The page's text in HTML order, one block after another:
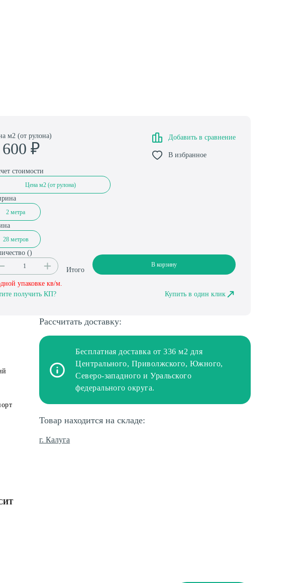
м2 (от рулона)
₽
Добавить в сравнение
В избранное
стоимости
Цена м2 (от рулона)
2 метра
28 метров
()
Итого
В корзину
упаковке кв/м.
получить КП?
Купить в один клик
Рассчитать доставку:
Бесплатная доставка от 336 м2 для
Центрального, Приволжского, Южного,
Северо-западного и Уральского
федерального округа.
Товар находится на складе:
г. Калуга